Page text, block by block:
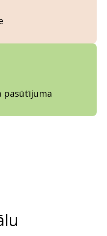
pasūtījuma